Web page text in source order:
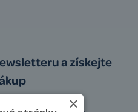
a získejte
×